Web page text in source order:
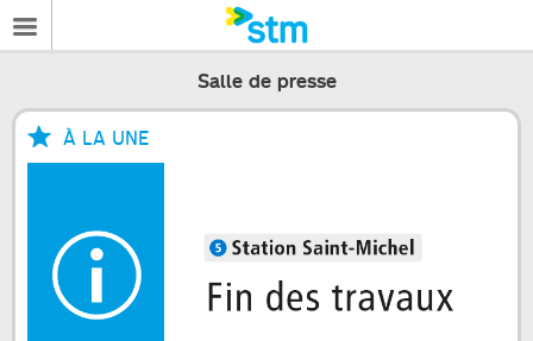
Salle de presse
À LA UNE